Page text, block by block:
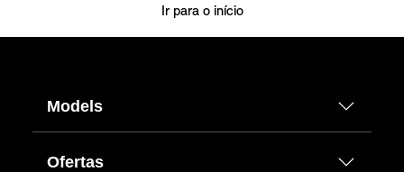
Ir para o início
Models
Ofertas